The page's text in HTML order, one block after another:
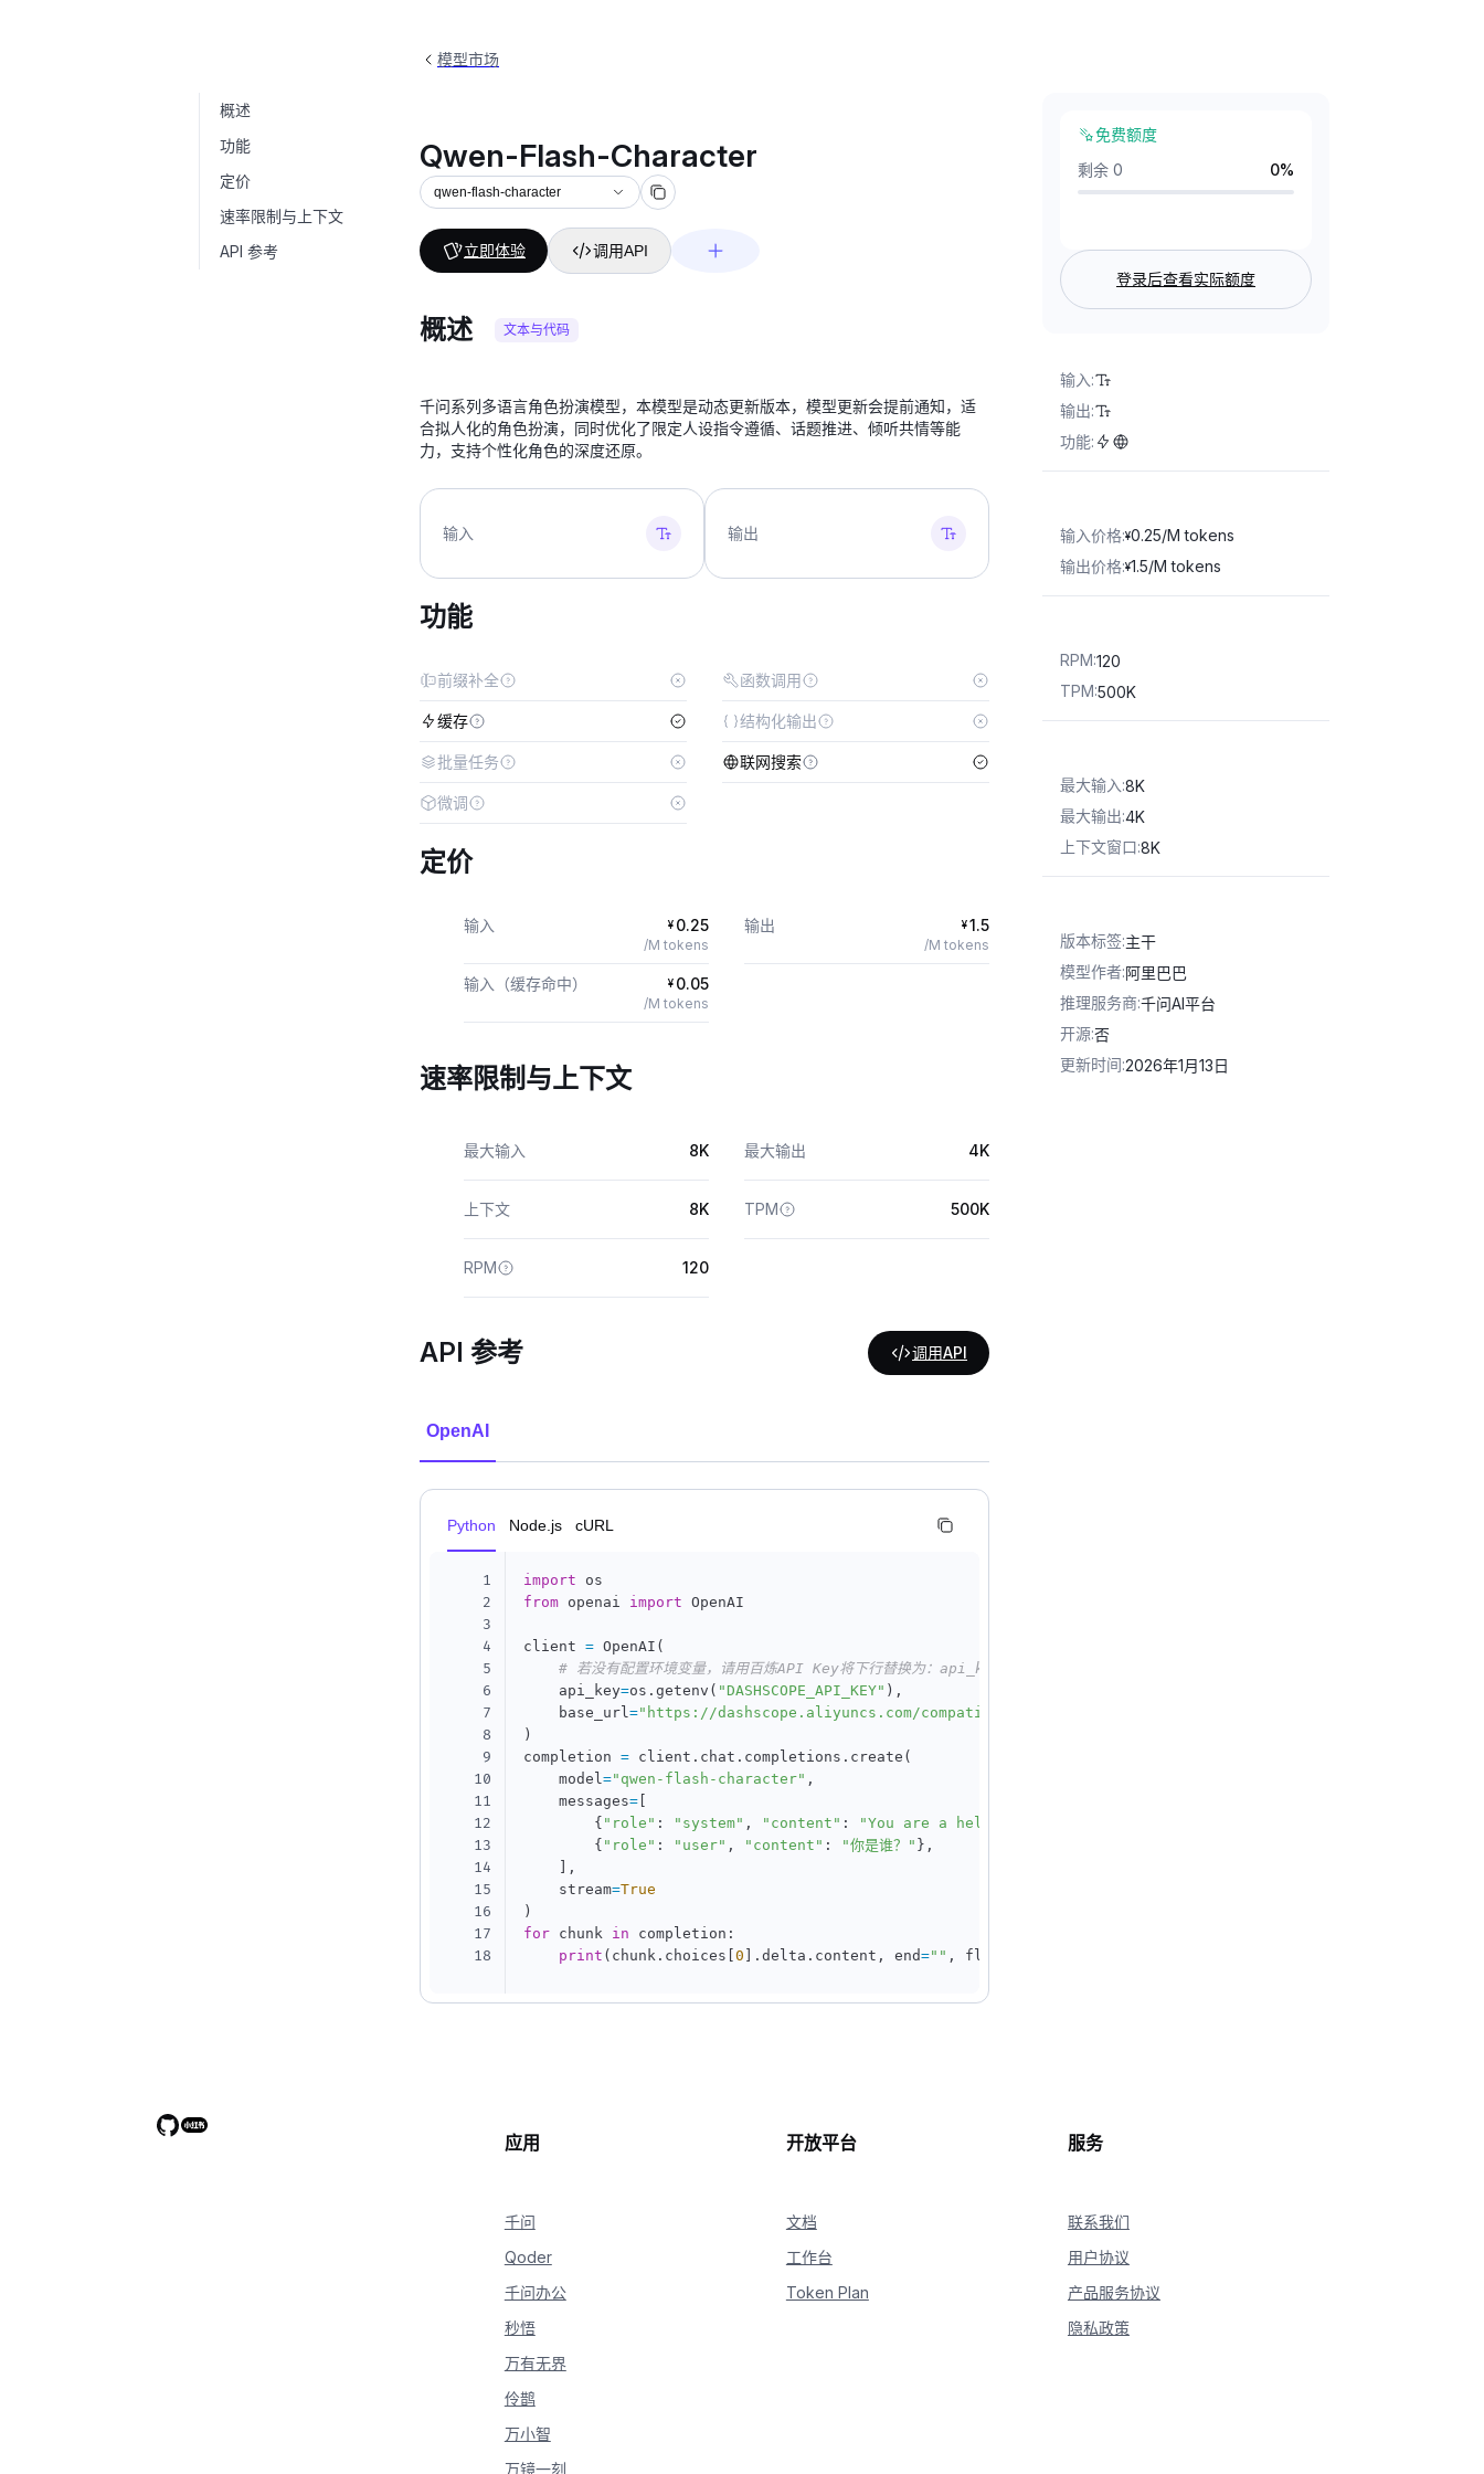
概述
功能
定价
速率限制与上下文
API 参考
模型市场
Qwen-Flash-Character
qwen-flash-character
立即体验 调用API
概述 文本与代码
千问系列多语言角色扮演模型，本模型是动态更新版本，模型更新会提前通知，适
合拟人化的角色扮演，同时优化了限定人设指令遵循、话题推进、倾听共情等能
力，支持个性化角色的深度还原。
输入 输出
功能
前缀补全 函数调用
缓存 结构化输出
批量任务 联网搜索
微调
定价
输入 ¥ 0.25
/M tokens
输出 ¥1.5
/M tokens
输入（缓存命中） ¥ 0.05
/M tokens
速率限制与上下文
最大输入 8K 最大输出 4K
上下文 8K TPM 500K
RPM 120
API 参考 调用API
OpenAI
Python Node.js cURL
1
2
3
4
5
6
7
8
9
10
11
12
13
14
15
16
17
18
import
from openai import OpenAI
client = OpenAI (
# 若没有配置环境变量，请用百炼API Key将下行替换为：api_key="sk-xxx",
    api_key
=os . getenv ( "DASHSCOPE_API_KEY" ) ,
    base_url
="https://dashscope.aliyuncs.com/compatible-mode/v1"
)
completion = client . chat . completions . create (
    model
="qwen-flash-character" ,
    messages
=
{ "role" : "system" , "content" : "You are a helpful assistant."
{ "role" : "user" , "content" : "你是谁？" } ,
,
    stream
=True
)
for chunk in completion :
print ( chunk . choices 0 . delta . content , end="" , flush
免费额度
剩余 0
0%
登录后查看实际额度
输入:
输出:
功能:
输入价格:¥0.25/M tokens
输出价格:¥1.5/M tokens
RPM:120
TPM:500K
最大输入:8K
最大输出:4K
上下文窗口:8K
版本标签:主干
模型作者:阿里巴巴
推理服务商:千问AI平台
开源:否
更新时间:2026年1月13日
应用
千问
Qoder
千问办公
秒悟
万有无界
伶鹊
万小智
万镜一刻
开放平台
文档
工作台
Token Plan
服务
联系我们
用户协议
产品服务协议
隐私政策